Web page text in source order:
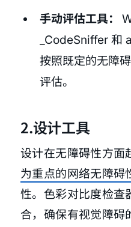
手动评估工具：
_CodeSniffer 和
按照既定的无障
评估。
2.设计工具
设计在无障碍性方面
为重点的网络无障碍
性。色彩对比度检查
合，确保有视觉障碍